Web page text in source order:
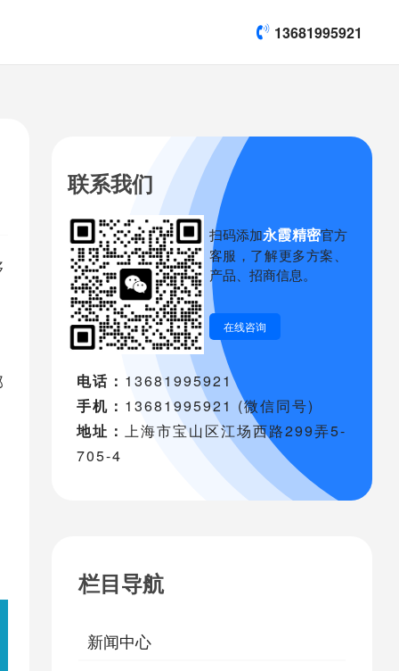
13681995921
联系我们
扫码添加永霞精密官方
客服，了解更多方案、
产品、招商信息。
在线咨询
电话： 13681995921
手机： 13681995921 (微信同号)
地址：上海市宝山区江场西路299弄5-
705-4
栏目导航
新闻中心